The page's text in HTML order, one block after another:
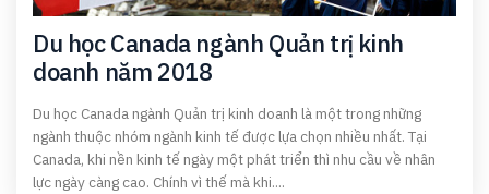
Du học Canada ngành Quản trị kinh
doanh năm 2018
Du học Canada ngành Quản trị kinh doanh là một trong những
ngành thuộc nhóm ngành kinh tế được lựa chọn nhiều nhất. Tại
Canada, khi nền kinh tế ngày một phát triển thì nhu cầu về nhân
lực ngày càng cao. Chính vì thế mà khi....